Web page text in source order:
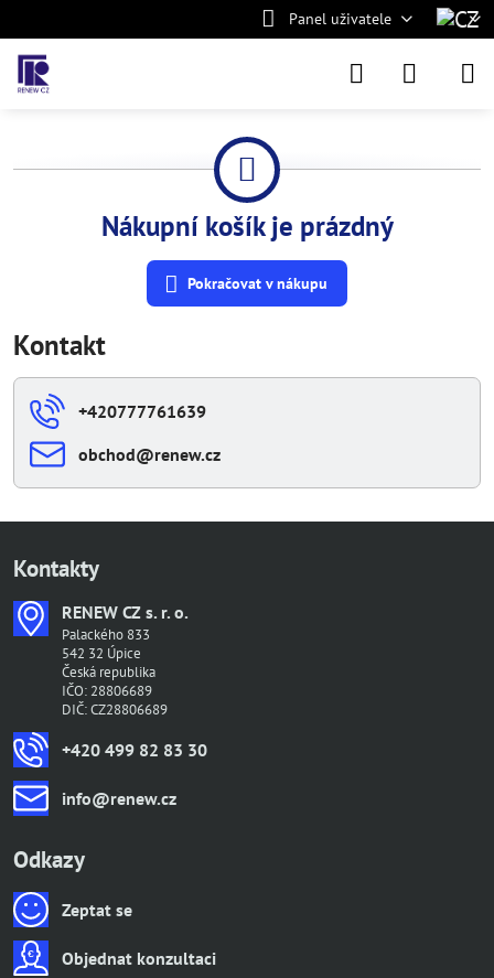
Panel uživatele
Nákupní košík je prázdný
Pokračovat v nákupu
Kontakt
+420777761639
obchod​@renew​.cz
Kontakty
RENEW CZ s​. r​. o​.
Palackého 833
542 32 Úpice
Česká republika
IČO: 28806689
DIČ: CZ28806689
+420 499 82 83 30
info​@renew​.cz
Odkazy
Zeptat se
Objednat konzultaci